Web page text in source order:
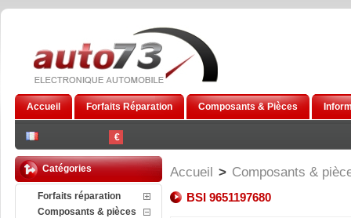
€
Accueil Forfaits Réparation Composants & Pièces
Catégories
Forfaits réparation
Composants & pièces
Accueil > Composants &
BSI 9651197680